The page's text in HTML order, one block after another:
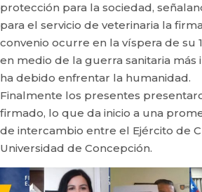
protección para la sociedad,
para el servicio de veterinaria la
convenio ocurre en la víspera de su
en medio de la guerra sanitaria
ha debido enfrentar la humanidad.
Finalmente los presentes
firmado, lo que da inicio a una
de intercambio entre el Ejército de
Universidad de Concepción.